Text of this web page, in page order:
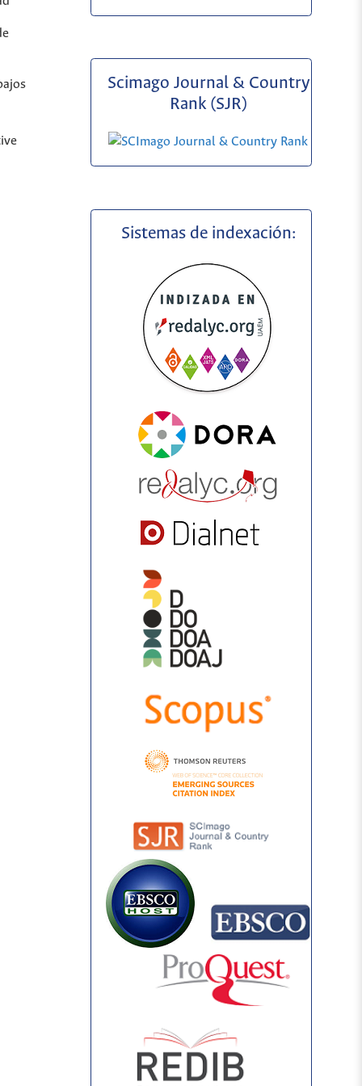
Scimago Journal & Country
Rank (SJR)
Sistemas de indexación: